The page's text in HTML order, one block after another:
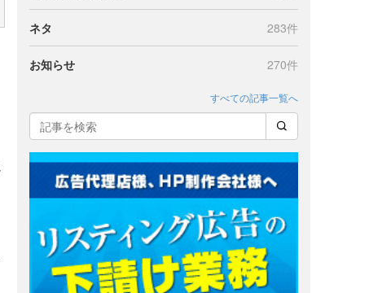
ネタ 283件
お知らせ 270件
すべての記事一覧へ